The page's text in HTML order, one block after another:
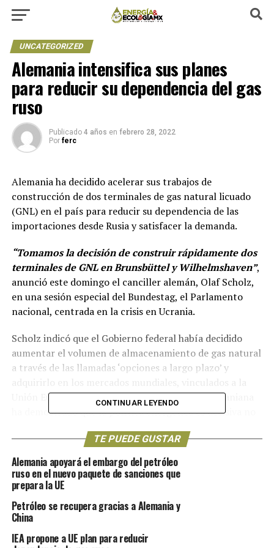
UNCATEGORIZED
Alemania intensifica sus planes
para reducir su dependencia del gas
ruso
Publicado 4 años en febrero 28, 2022
Por ferc
Alemania ha decidido acelerar sus trabajos de
construcción de dos terminales de gas natural licuado
(GNL) en el país para reducir su dependencia de las
importaciones desde Rusia y satisfacer la demanda.
“Tomamos la decisión de construir rápidamente dos
terminales de GNL en Brunsbüttel y Wilhelmshaven”,
anunció este domingo el canciller alemán, Olaf Scholz,
en una sesión especial del Bundestag, el Parlamento
nacional, centrada en la crisis en Ucrania.
Scholz indicó que el Gobierno federal había decidido
aumentar el volumen de almacenamiento de gas natural
a través de las llamadas ‘opciones a largo plazo’ y
Unión Europea. Agregó, además, que la crisis ucraniana
ha demostrado que la política energética es decisiva no
sino también para su seguridad.
“Cambiaremos de rumbo para superar nuestra
dependencia de las importaciones de proveedores de
refiriéndose a Rusia.“Cuanto más rápido avance la
mejor“, reiteró.
CONTINUAR LEYENDO
TE PUEDE GUSTAR
Alemania apoyará el embargo del petróleo
ruso en el nuevo paquete de sanciones que
prepara la UE
Petróleo se recupera gracias a Alemania y
China
IEA propone a UE plan para reducir